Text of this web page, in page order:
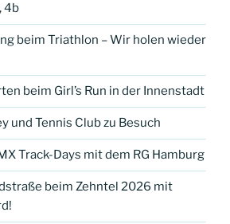
4b
beim Triathlon – Wir holen wieder
beim Girl’s Run in der Innenstadt
und Tennis Club zu Besuch
Track-Days mit dem RG Hamburg
beim Zehntel 2026 mit